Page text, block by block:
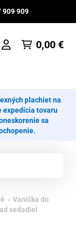
909 909
0,00 €
plachiet na
expedícia tovaru
sa
› Vanička do
sedadiel